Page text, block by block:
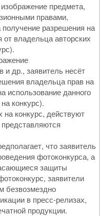
предмета,
правами,
получение разрешения на
от владельца авторских
и др., заявитель несёт
владельца прав на
использование данного
конкурс).
конкурс, действуют
что заявитель
фотоконкурса, а
защиты
заявители
безвозмездно
в пресс-релизах,
продукции.